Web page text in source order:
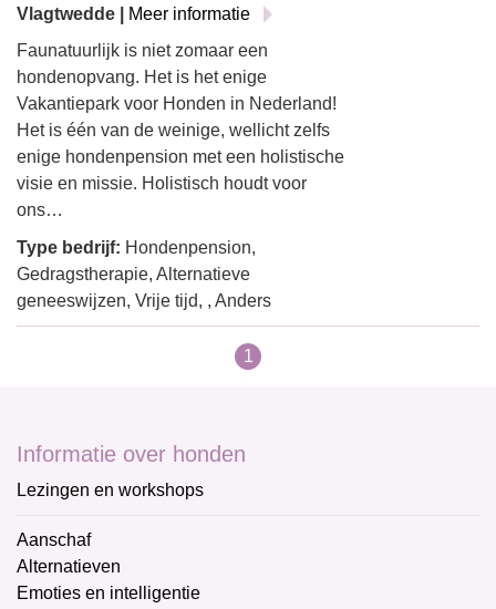
Vlagtwedde |
Meer informatie
Faunatuurlijk is niet zomaar een
hondenopvang. Het is het enige
Vakantiepark voor Honden in Nederland!
Het is één van de weinige, wellicht zelfs
enige hondenpension met een holistische
visie en missie. Holistisch houdt voor
ons…
Type bedrijf: Hondenpension,
Gedragstherapie, Alternatieve
geneeswijzen, Vrije tijd, , Anders
1
Informatie over honden
Lezingen en workshops
Aanschaf
Alternatieven
Emoties en intelligentie